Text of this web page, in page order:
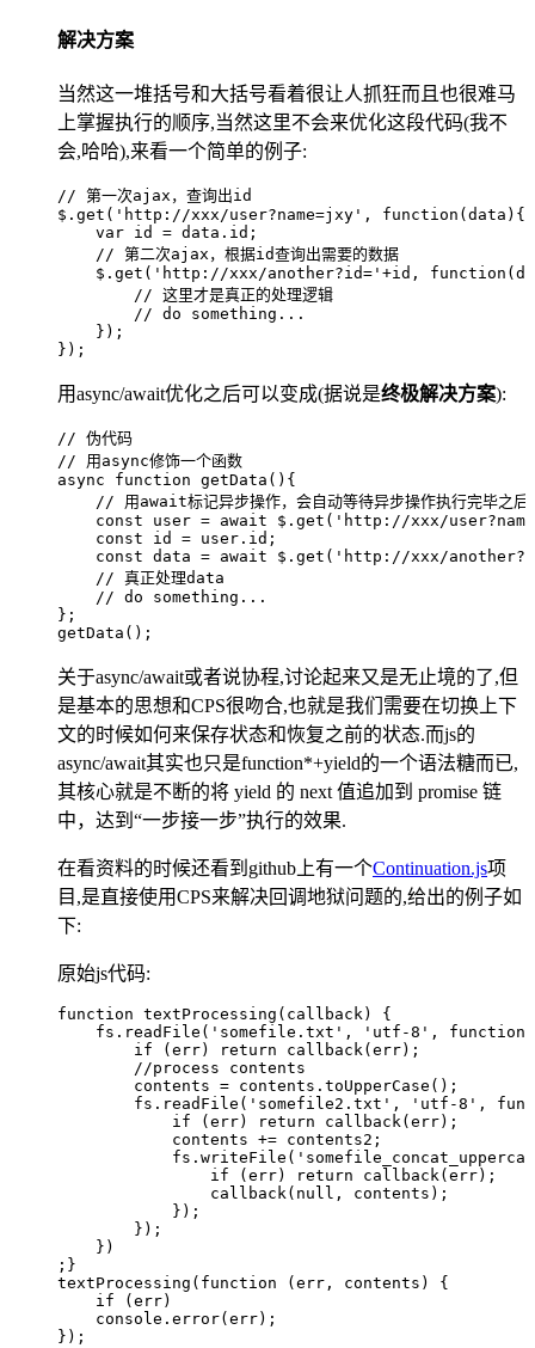
解决方案
当然这一堆括号和大括号看着很让人抓狂而且也很难马
上掌握执行的顺序,当然这里不会来优化这段代码(我不
会,哈哈),来看一个简单的例子:
// 第一次ajax，查询出id
$ . get ( ' http://xxx/user?name=jxy ' , function ( data )
    var
id = data . id ;
    // 第二次ajax，根据id查询出需要的数据
    $
. get ( ' http://xxx/another?id= ' +id , function (
        // 这里才是真正的处理逻辑
        // do something...
    });
});
用async/await优化之后可以变成(据说是终极解决方案):
// 伪代码
// 用async修饰一个函数
async function getData () {
// 用await标记异步操作，会自动等待异步操作执行完毕之
    const
user = await $ . get ( ' http://xxx/
    const
id = user . id ;
    const
data = await $ . get ( ' http://xxx/
    // 真正处理data
    // do something...
};
getData ();
关于async/await或者说协程,讨论起来又是无止境的了,但
是基本的思想和CPS很吻合,也就是我们需要在切换上下
文的时候如何来保存状态和恢复之前的状态.而js的
async/await其实也只是function*+yield的一个语法糖而已,
其核心就是不断的将 yield 的 next 值追加到 promise 链
中，达到“一步接一步”执行的效果.
在看资料的时候还看到github上有一个Continuation.js项
目,是直接使用CPS来解决回调地狱问题的,给出的例子如
下:
原始js代码:
function textProcessing ( callback)
{
    fs
. readFile ( ' somefile.txt ' , ' utf-8 ' , function
        if
( err) return callback( err);
        //process contents
        contents
= contents . toUpperCase ();
        fs
. readFile ( ' somefile2.txt ' , ' utf-8 ' ,
            if
( err) return callback( err);
            contents
+= contents2 ;
            fs
. writeFile ( '
                if
( err) return callback( err
                callback
( null , contents );
            });
        });
    })
;}
textProcessing ( function ( err , contents )
{
    if
( err)
    console
. error( err);
});